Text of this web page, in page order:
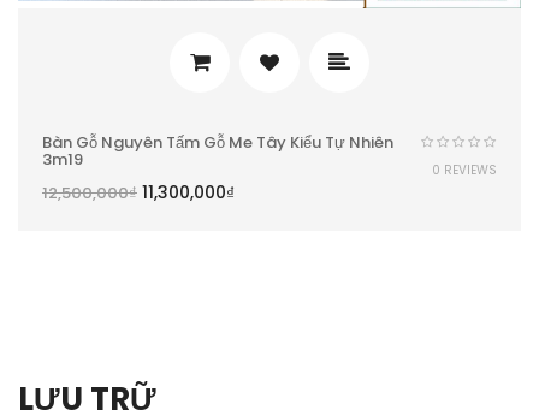
LƯU TRỮ
Bàn Gỗ Nguyên Tấm Gỗ Me Tây Kiểu Tự Nhiên
3m19
12,500,000₫ 11,300,000₫
0 REVIEWS